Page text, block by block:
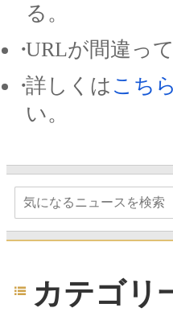
る。
URLが間違って
詳しくは こちら
い。
カテゴリ